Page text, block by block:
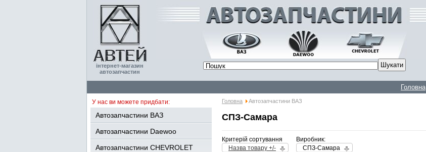
інтернет-магазин
автозапчастин
Головна
У нас ви можете придбати:
Автозапчастини ВАЗ
Автозапчастини Daewoo
Автозапчастини CHEVROLET
Головна Автозапчастини ВАЗ
СПЗ-Самара
Критерій сортування
Назва товару +/-
Виробник:
СПЗ-Самара